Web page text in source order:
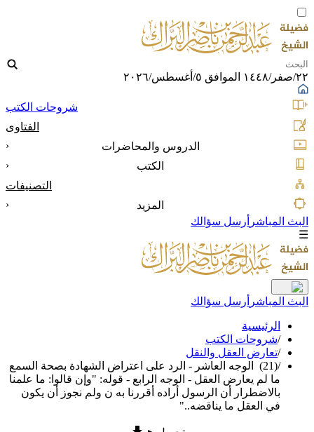
٢٢/صفر/١٤٤٨ الموافق ٥/أغسطس/٢٠٢٦
شروحات الكتب
الفتاوى
الدروس والمحاضرات
‹
الكتب
‹
التصنيفات
المزيد
‹
البث المباشر أرسل سؤالك
☰
البث المباشر أرسل سؤالك
الرئيسية
/شروحات الكتب
/تعارض العقل والنقل
/
(21) ‌‌ ‌‌الوجه العاشر - الرد على اعتراض الشهادة بصحة السمع
ما لم يعارض العقل - الوجه الرابع - قوله: "وإن قالوا: ما علمنا
بالاضطرار أن الرسول أراده أقررنا به ن ولم نجوز أن يكون
في العقل ما يناقضه.."